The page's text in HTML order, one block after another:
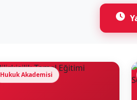
Hukuk Akademisi